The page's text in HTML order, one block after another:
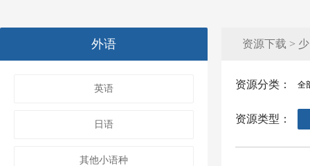
外语
英语
日语
其他小语种
资源下载 >
资源分类： 全
资源类型：